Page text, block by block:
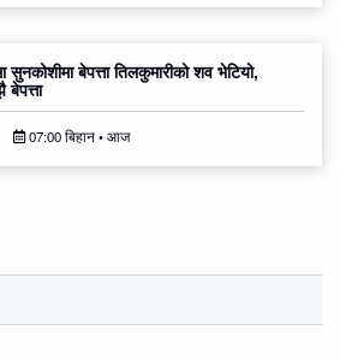
सुनकोशीमा बेपत्ता तिलकुमारीको शव भेटियो,
07:00 बिहान • आज